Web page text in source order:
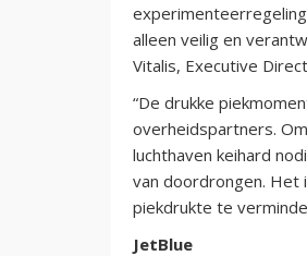
alleen veilig en
Vitalis, Executive
“De drukke
overheidspartners.
luchthaven keihard
van doordrongen. Het
piekdrukte te
JetBlue